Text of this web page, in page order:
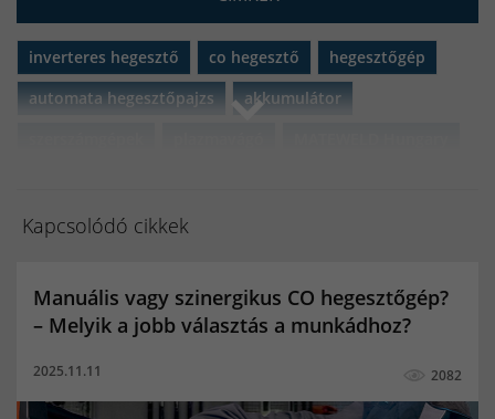
inverteres hegesztő co hegesztő
hegesztőgép
automata hegesztőpajzs
akkumulátor
Black Friday 2021
fixiflux
microforce
Ipari gáz forgalmazók
Co hegesztő gáz
Kapcsolódó cikkek
Manuális vagy szinergikus CO hegesztőgép?
– Melyik a jobb választás a munkádhoz?
2025.11.11 2082